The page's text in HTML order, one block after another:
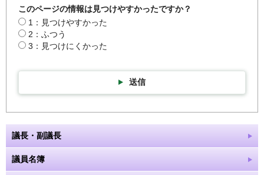
このページの情報は見つけやすかったですか？
1：見つけやすかった
2：ふつう
3：見つけにくかった
送信
議長・副議長
議員名簿